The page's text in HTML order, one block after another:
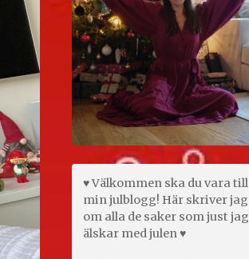
♥ Välkommen ska du vara till
min julblogg! Här skriver jag
om alla de saker som just jag
älskar med julen ♥